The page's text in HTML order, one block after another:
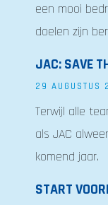
een mooi
doelen zijn
JAC: SAVE
29 AUGUSTUS
Terwijl alle
als JAC
komend jaar.
START